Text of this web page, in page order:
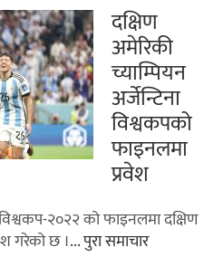
दक्षिण
अमेरिकी
च्याम्पियन
अर्जेन्टिना
विश्वकपको
फाइनलमा
प्रवेश
२०२२ को फाइनलमा दक्षिण
गरेको छ ।... पुरा समाचार